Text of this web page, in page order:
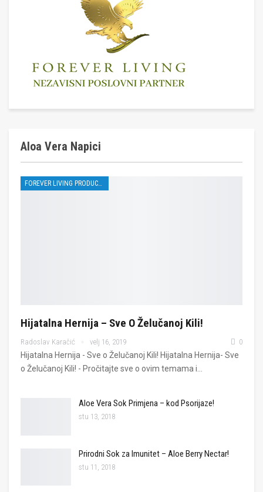
Aloa Vera Napici
FOREVER LIVING PRODUCTS
Hijatalna Hernija – Sve O Želučanoj Kili!
Radoslav Karačić velj 16, 2019 0
Hijatalna Hernija - Sve o Želučanoj Kili! Hijatalna Hernija- Sve
o Želučanoj Kili! - Pročitajte sve o ovim temama i…
Aloe Vera Sok Primjena – kod Psorijaze!
stu 13, 2018
Prirodni Sok za Imunitet – Aloe Berry Nectar!
stu 11, 2018